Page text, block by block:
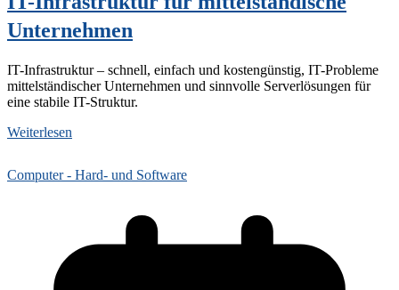
Unternehmen
IT-Infrastruktur – schnell, einfach und kostengünstig, IT-Probleme
mittelständischer Unternehmen und sinnvolle Serverlösungen für
eine stabile IT-Struktur.
Weiterlesen
Computer - Hard- und Software